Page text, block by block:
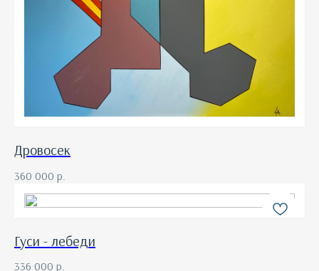
Дровосек
360 000 р.
Гуси - лебеди
336 000 р.